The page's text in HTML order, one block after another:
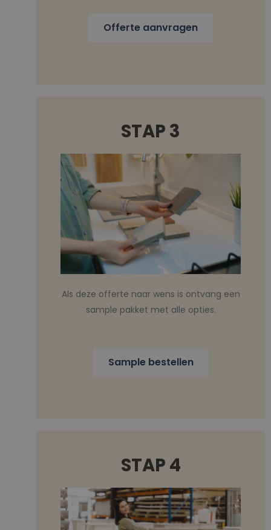
Offerte aanvragen
STAP 3
Als deze offerte naar wens is ontvang een
sample pakket met alle opties.
Sample bestellen
STAP 4